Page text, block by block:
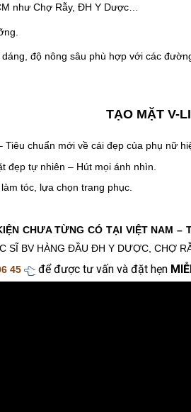
như Chợ Rẫy, ĐH Y Dược…
độ nông sâu phù hợp với các
TẠO MẶT V-
chuẩn mới về cái đẹp của phụ nữ
đẹp tự nhiên – Hút mọi ánh nhìn.
tóc, lựa chọn trang phục.
CHƯA TỪNG CÓ TẠI VIỆT NAM –
SĨ BV HÀNG ĐẦU ĐH Y DƯỢC, CHỢ
45 để được tư vấn và đặt hẹn